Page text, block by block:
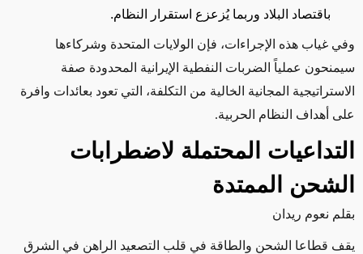
باقتصاد البلاد وربما يُزعزع استقرار النظام.
وفي غياب هذه الإجراءات، فإن الولايات المتحدة وشركاءها
سيمنحون عملياً الضربات النفطية الإيرانية المحدودة صفة
الاستراتيجية المجانية الخالية من التكلفة، التي تعود بعائدات وافرة
على أهداف النظام الحربية.
التداعيات المحتملة لاضطرابات
الشحن الممتدة
بقلم نعوم ريدان
يقف قطاعا الشحن والطاقة في قلب التصعيد الراهن في الشرق